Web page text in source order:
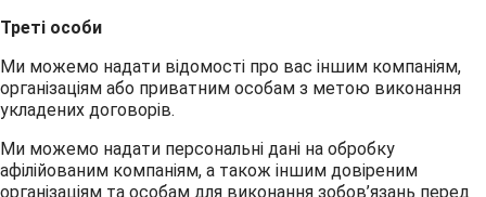
Треті особи
Ми можемо надати відомості про вас іншим компаніям,
організаціям або приватним особам з метою виконання
укладених договорів.
Ми можемо надати персональні дані на обробку
афілійованим компаніям, а також іншим довіреним
організаціям та особам для виконання зобов’язань перед